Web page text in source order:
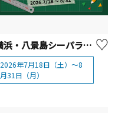
横浜・八景島シーパラダイス「シーパラ夏の研究」
2026年7月18日（土）～8
月31日（月）